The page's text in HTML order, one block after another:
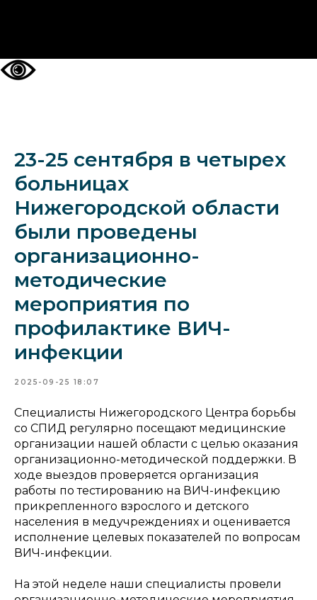
23-25 сентября в четырех
больницах
Нижегородской области
были проведены
организационно-
методические
мероприятия по
профилактике ВИЧ-
инфекции
2025-09-25 18:07
Специалисты Нижегородского Центра борьбы
со СПИД регулярно посещают медицинские
организации нашей области с целью оказания
организационно-методической поддержки. В
ходе выездов проверяется организация
работы по тестированию на ВИЧ-инфекцию
прикрепленного взрослого и детского
населения в медучреждениях и оценивается
исполнение целевых показателей по вопросам
ВИЧ-инфекции.
На этой неделе наши специалисты провели